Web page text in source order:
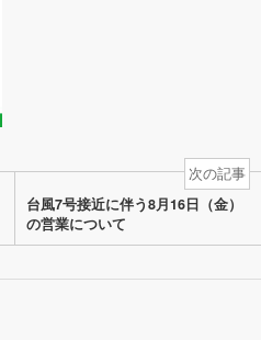
次の記事
台風7号接近に伴う8月16日（金）
の営業について